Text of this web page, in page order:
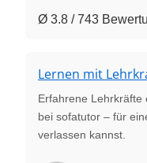
Ø 3.8 / 743
Lernen mit
Erfahrene Lehrkräfte
bei sofatutor – für
verlassen kannst.